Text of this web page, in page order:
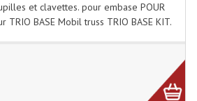
Enceintes Hifi
et clavettes. pour embase POUR
TRIO BASE Mobil truss TRIO BASE KIT.